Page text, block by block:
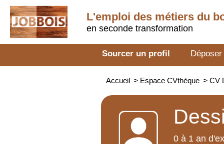
L'emploi des métiers du
en seconde transformation
Sourcer un profil
Accueil > Espace CVthèque > CV
0 à 1 an